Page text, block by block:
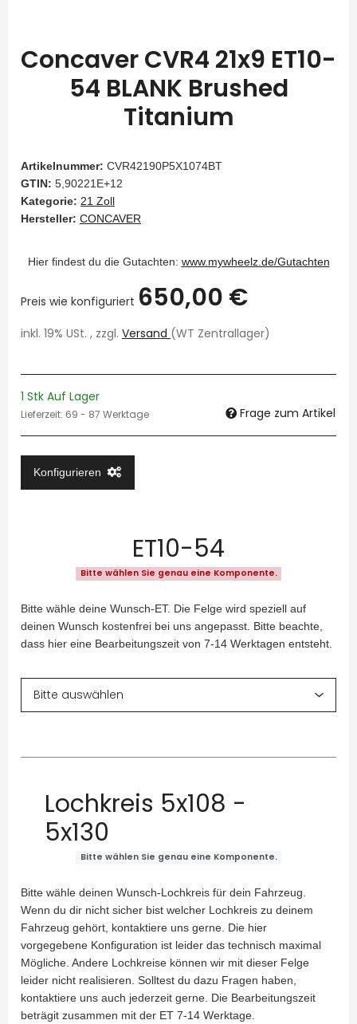
Concaver CVR4 21x9 ET10-
54 BLANK Brushed
Titanium
Artikelnummer: CVR42190P5X1074BT
GTIN: 5,90221E+12
Kategorie: 21 Zoll
Hersteller: CONCAVER
Hier findest du die Gutachten: www.mywheelz.de/Gutachten
Preis wie konfiguriert 650,00 €
inkl. 19% USt. , zzgl. Versand (WT Zentrallager)
1 Stk Auf Lager
Lieferzeit: 69 - 87 Werktage Frage zum Artikel
Konfigurieren
ET10-54
Bitte wählen Sie genau eine Komponente.
Bitte wähle deine Wunsch-ET. Die Felge wird speziell auf
deinen Wunsch kostenfrei bei uns angepasst. Bitte beachte,
dass hier eine Bearbeitungszeit von 7-14 Werktagen entsteht.
Lochkreis 5x108 -
5x130
Bitte wählen Sie genau eine Komponente.
Bitte wähle deinen Wunsch-Lochkreis für dein Fahrzeug.
Wenn du dir nicht sicher bist welcher Lochkreis zu deinem
Fahrzeug gehört, kontaktiere uns gerne. Die hier
vorgegebene Konfiguration ist leider das technisch maximal
Mögliche. Andere Lochkreise können wir mit dieser Felge
leider nicht realisieren. Solltest du dazu Fragen haben,
kontaktiere uns auch jederzeit gerne. Die Bearbeitungszeit
beträgit zusammen mit der ET 7-14 Werktage.